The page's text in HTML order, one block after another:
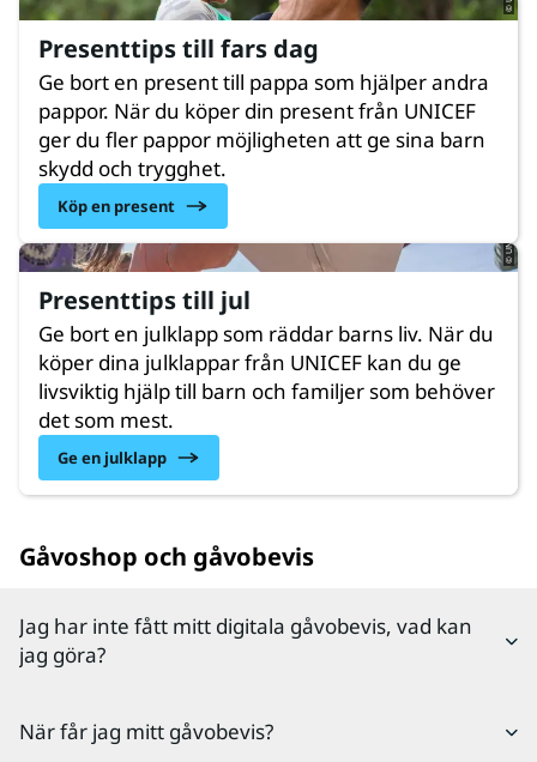
Presenttips till fars dag
Ge bort en present till pappa som hjälper andra
pappor. När du köper din present från UNICEF
ger du fler pappor möjligheten att ge sina barn
skydd och trygghet.
Köp en present
Presenttips till jul
Ge bort en julklapp som räddar barns liv. När du
köper dina julklappar från UNICEF kan du ge
livsviktig hjälp till barn och familjer som behöver
det som mest.
Ge en julklapp
Gåvoshop och gåvobevis
Jag har inte fått mitt digitala gåvobevis, vad kan
jag göra?
Dubbelkolla gärna din skräppost om det digitala
gåvobevis inte kommit fram, det händer tyvärr
När får jag mitt gåvobevis?